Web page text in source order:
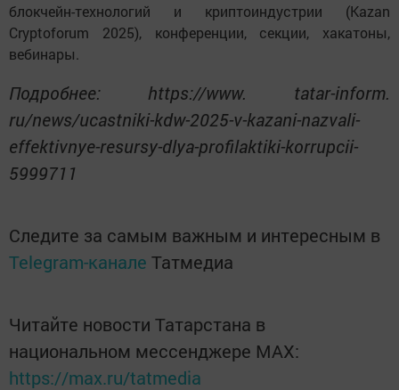
блокчейн-технологий и криптоиндустрии (Kazan
Cryptoforum 2025), конференции, секции, хакатоны,
вебинары.
Подробнее: https://www. tatar-inform.
ru/news/ucastniki-kdw-2025-v-kazani-nazvali-
effektivnye-resursy-dlya-profilaktiki-korrupcii-
5999711
Следите за самым важным и интересным в
Telegram-канале Татмедиа
Читайте новости Татарстана в
национальном мессенджере MАХ:
https://max.ru/tatmedia